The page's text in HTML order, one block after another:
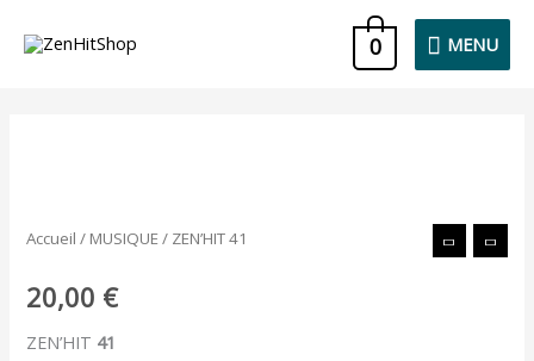
MENU
MENU
0
Accueil / MUSIQUE / ZEN’HIT 41
20,00 €
ZEN’HIT 41
41